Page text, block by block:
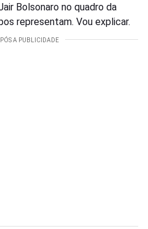
Bolsonaro no quadro da
representam. Vou explicar.